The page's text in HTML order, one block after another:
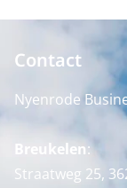
Contact
Nyenrode
Breukelen:
Straatweg 25,